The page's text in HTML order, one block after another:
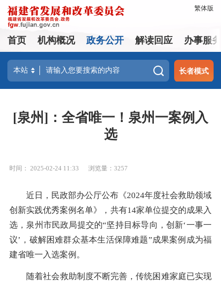
繁体版
首页 机构概况 政务公开 解读回应 办事服
长者模式
[泉州]：全省唯一！泉州一案例入
选
时间： 2025-02-24 11:33 浏览量：3257
近日，民政部办公厅公布《2024年度社会救助领域
创新实践优秀案例名单》，共有14家单位提交的成果入
选，泉州市民政局提交的“坚持目标导向，创新‘一事一
议’，破解困难群众基本生活保障难题”成果案例成为福
建省唯一入选案例。
随着社会救助制度不断完善，传统困难家庭已实现